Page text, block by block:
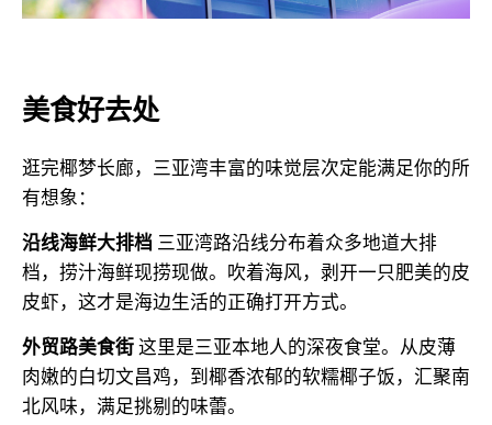
美食好去处
逛完椰梦长廊，三亚湾丰富的味觉层次定能满足你的所
有想象：
沿线海鲜大排档 三亚湾路沿线分布着众多地道大排
档，捞汁海鲜现捞现做。吹着海风，剥开一只肥美的皮
皮虾，这才是海边生活的正确打开方式。
外贸路美食街 这里是三亚本地人的深夜食堂。从皮薄
肉嫩的白切文昌鸡，到椰香浓郁的软糯椰子饭，汇聚南
北风味，满足挑剔的味蕾。